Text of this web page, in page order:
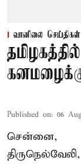
வானிலை செய்திகள்
Published on: 06
சென்னை,